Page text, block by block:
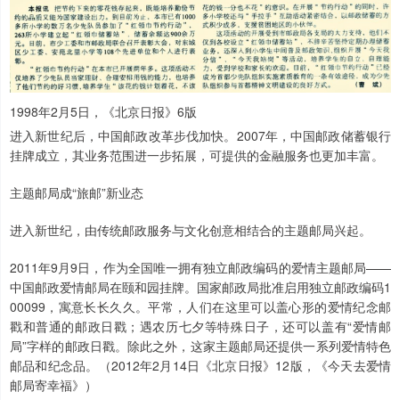
1998年2月5日，《北京日报》6版
进入新世纪后，中国邮政改革步伐加快。2007年，中国邮政储蓄银行
挂牌成立，其业务范围进一步拓展，可提供的金融服务也更加丰富。
主题邮局成“旅邮”新业态
进入新世纪，由传统邮政服务与文化创意相结合的主题邮局兴起。
2011年9月9日，作为全国唯一拥有独立邮政编码的爱情主题邮局——
中国邮政爱情邮局在颐和园挂牌。国家邮政局批准启用独立邮政编码1
00099，寓意长长久久。平常，人们在这里可以盖心形的爱情纪念邮
戳和普通的邮政日戳；遇农历七夕等特殊日子，还可以盖有“爱情邮
局”字样的邮政日戳。除此之外，这家主题邮局还提供一系列爱情特色
邮品和纪念品。（2012年2月14日《北京日报》12版，《今天去爱情
邮局寄幸福》）